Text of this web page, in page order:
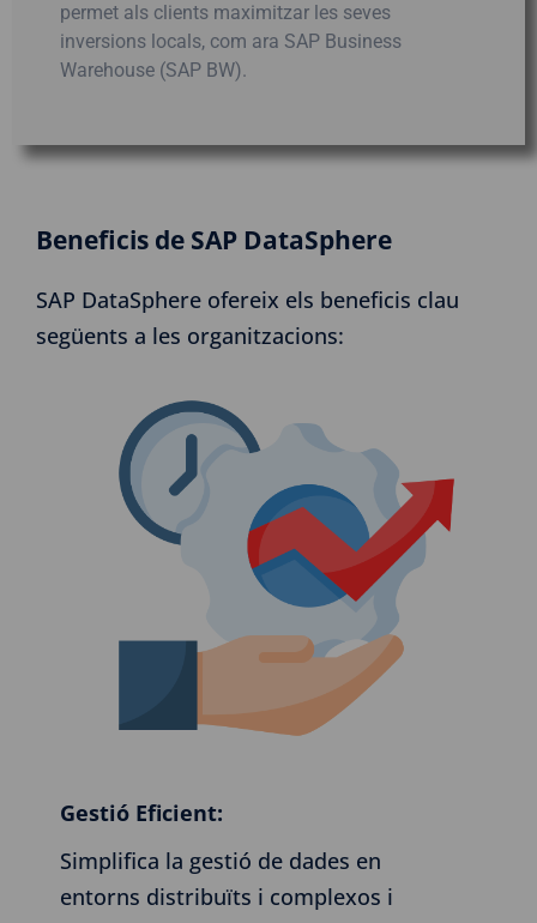
permet als clients maximitzar les seves
inversions locals, com ara SAP Business
Warehouse (SAP BW).
Beneficis de SAP DataSphere
SAP DataSphere ofereix els beneficis clau
següents a les organitzacions:
Gestió Eficient:
Simplifica la gestió de dades en
entorns distribuïts i complexos i